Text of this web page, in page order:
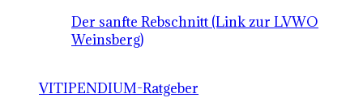
Der sanfte Rebschnitt (Link zur LVWO
Weinsberg)
VITIPENDIUM-Ratgeber